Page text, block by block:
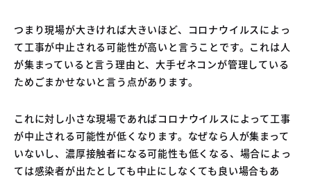
つまり現場が大きければ大きいほど、コロナウイルスによっ
て工事が中止される可能性が高いと言うことです。これは人
が集まっていると言う理由と、大手ゼネコンが管理している
ためごまかせないと言う点があります。
これに対し小さな現場であればコロナウイルスによって工事
が中止される可能性が低くなります。なぜなら人が集まって
いないし、濃厚接触者になる可能性も低くなる、場合によっ
ては感染者が出たとしても中止にしなくても良い場合もあ